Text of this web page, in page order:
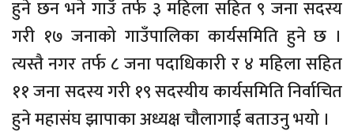
हुने छन भने गाउँ तर्फ ३ महिला सहित ९ जना सदस्य
गरी १७ जनाको गाउँपालिका कार्यसमिति हुने छ ।
त्यस्तै नगर तर्फ ८ जना पदाधिकारी र ४ महिला सहित
११ जना सदस्य गरी १९ सदस्यीय कार्यसमिति निर्वाचित
हुने महासंघ झापाका अध्यक्ष चौलागाई बताउनु भयो ।